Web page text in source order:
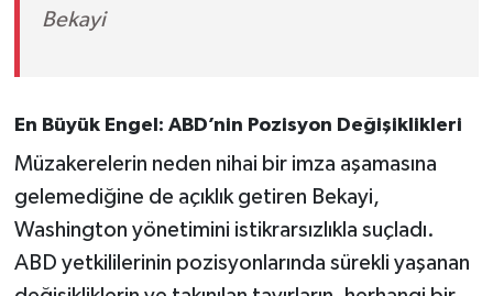
Bekayi
En Büyük Engel: ABD’nin Pozisyon Değişiklikleri
Müzakerelerin neden nihai bir imza aşamasına
gelemediğine de açıklık getiren Bekayi,
Washington yönetimini istikrarsızlıkla suçladı.
ABD yetkililerinin pozisyonlarında sürekli yaşanan